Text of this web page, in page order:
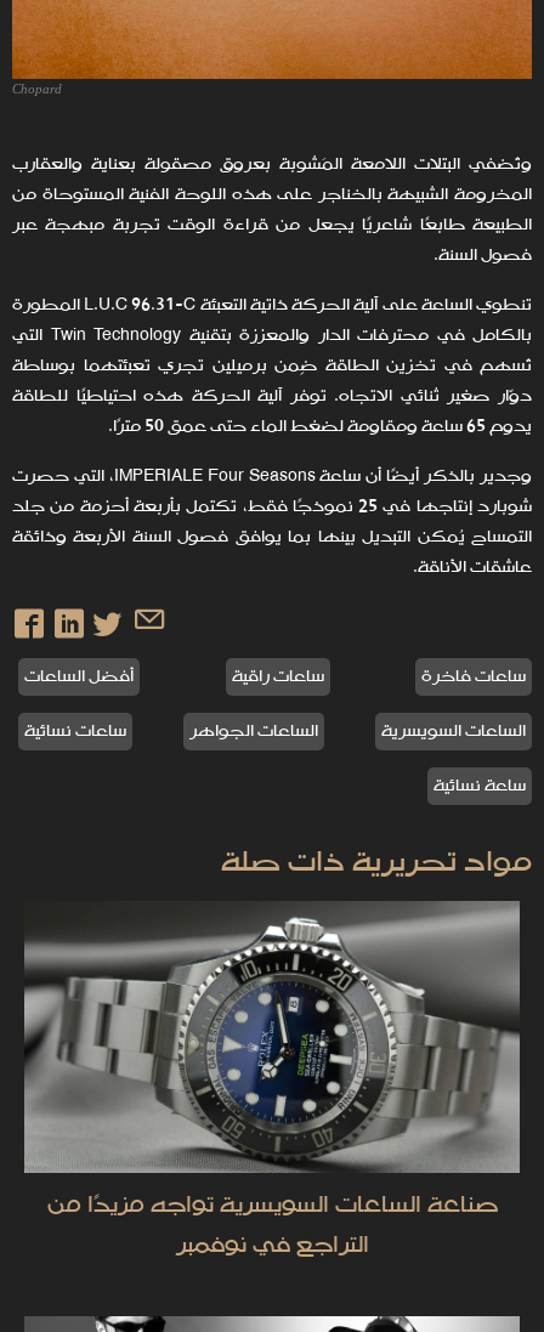
Chopard
وتُضفي البتلات اللامعة المَشوبة بعروق مصقولة بعناية والعقارب
المخرومة الشبيهة بالخناجر على هذه اللوحة الفنية المستوحاة من
الطبيعة طابعًا شاعريًا يجعل من قراءة الوقت تجربة مبهجة عبر
فصول السنة.
تنطوي الساعة على آلية الحركة ذاتية التعبئة L.U.C 96.31-C المطورة
بالكامل في محترفات الدار والمعززة بتقنية Twin Technology التي
تُسهم في تخزين الطاقة ضِمن برميلين تجري تعبئتهما بوساطة
دوّار صغير ثنائي الاتجاه. توفر آلية الحركة هذه احتياطيًا للطاقة
يدوم 65 ساعة ومقاومة لضغط الماء حتى عمق 50 مترًا.
وجدير بالذكر أيضًا أن ساعة IMPERIALE Four Seasons، التي حصرت
شوبارد إنتاجها في 25 نموذجًا فقط، تكتمل بأربعة أحزمة من جلد
التمساح يُمكن التبديل بينها بما يوافق فصول السنة الأربعة وذائقة
عاشقات الأناقة.
ساعات فاخرة ساعات راقية
أفضل الساعات
الساعات السويسرية
الساعات الجواهر
ساعات نسائية
ساعة نسائية
مواد تحريرية ذات صلة
صناعة الساعات السويسرية تواجه مزيدًا من
التراجع في نوفمبر